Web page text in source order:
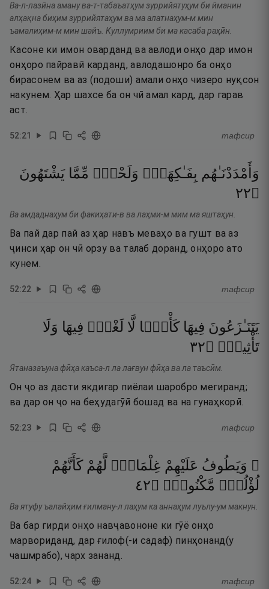
Ва-л-лазӣна аману ва-т-табаъатҳум зуррийятуҳум би ӣманин
алҳақна биҳим зуррийятаҳум ва ма алатнаҳум-м мин
ъамалиҳим-м мин шайъ. Куллумриим би ма касаба раҳӣн.
Касоне ки имон оварданд ва авлоди онҳо дар имон
онҳоро пайравӣ карданд, авлодашонро ба онҳо
бирасонем ва аз (подоши) амали онҳо чизеро нуқсон
накунем. Ҳар шахсе ба он чӣ амал кард, дар гарав
аст.
52:21 тафсир
وَأَمْدَدْنَـٰهُم بِفَـٰكِهَةٍۢ وَلَحْمٍۢ مِّمَّا يَشْتَهُونَ
۝٢٢
Ва амдаднаҳум би факиҳати-в ва лаҳми-м мим ма яштаҳун.
Ва пай дар пай аз ҳар навъ меваҳо ва гушт ва аз
ҷинси ҳар он чӣ орзу ва талаб доранд, онҳоро ато
кунем.
52:22 тафсир
يَتَنَـٰزَعُونَ فِيهَا كَأْسًۭا لَّا لَغْوٌۭ فِيهَا وَلَا
تَأْثِيمٌۭ ۝٢٣
Ятаназаъуна фӣҳа каъса-л ла лағвун фӣҳа ва ла таъсӣм.
Он ҷо аз дасти якдигар пиёлаи шаробро мегиранд;
ва дар он ҷо на беҳудагӯӣ бошад ва на гунаҳкорӣ.
52:23 тафсир
۞ وَيَطُوفُ عَلَيْهِمْ غِلْمَانٌۭ لَّهُمْ كَأَنَّهُمْ
لُؤْلُؤٌۭ مَّكْنُونٌۭ ۝٢٤
Ва ятуфу ъалайҳим ғилману-л лаҳум ка аннаҳум луълу-ум макнун.
Ва бар гирди онҳо навҷавононе ки гӯё онҳо
марвориданд, дар ғилоф(-и садаф) пинҳонанд(у
чашмрабо), чарх зананд.
52:24 тафсир